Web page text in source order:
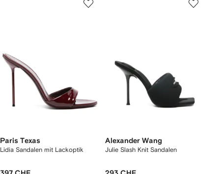
Paris Texas
Lidia Sandalen mit Lackoptik
Alexander Wang
Julie Slash Knit Sandalen